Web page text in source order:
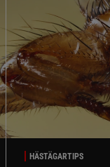
HÄSTÄGARTIPS